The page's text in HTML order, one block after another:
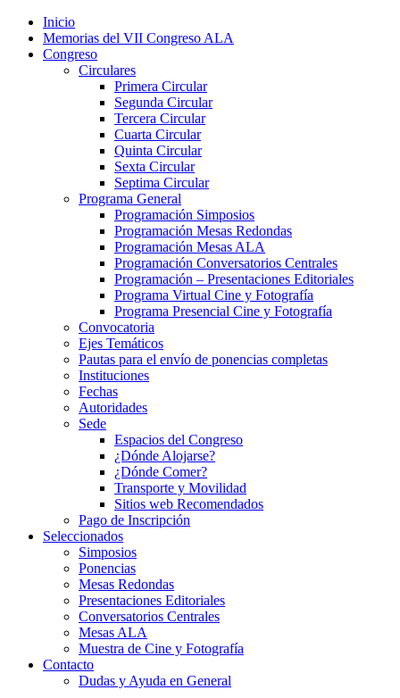
Inicio
Memorias del VII Congreso ALA
Congreso
Circulares
Primera Circular
Segunda Circular
Tercera Circular
Cuarta Circular
Quinta Circular
Sexta Circular
Septima Circular
Programa General
Programación Simposios
Programación Mesas Redondas
Programación Mesas ALA
Programación Conversatorios Centrales
Programación – Presentaciones Editoriales
Programa Virtual Cine y Fotografía
Programa Presencial Cine y Fotografía
Convocatoria
Ejes Temáticos
Pautas para el envío de ponencias completas
Instituciones
Fechas
Autoridades
Sede
Espacios del Congreso
¿Dónde Alojarse?
¿Dónde Comer?
Transporte y Movilidad
Sitios web Recomendados
Pago de Inscripción
Seleccionados
Simposios
Ponencias
Mesas Redondas
Presentaciones Editoriales
Conversatorios Centrales
Mesas ALA
Muestra de Cine y Fotografía
Contacto
Dudas y Ayuda en General